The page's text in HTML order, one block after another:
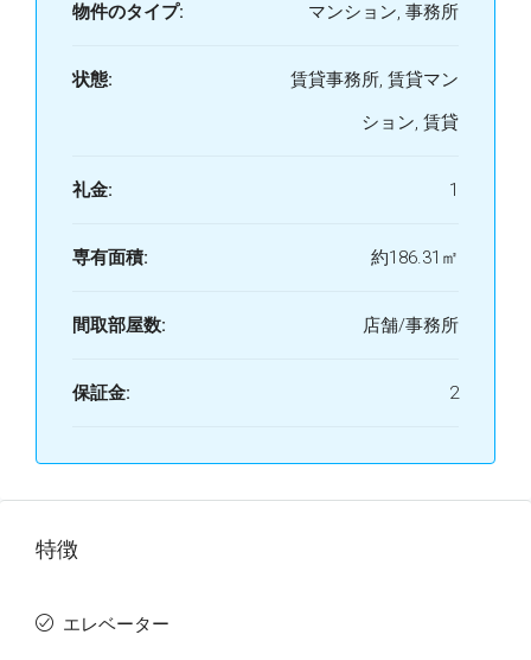
物件のタイプ: マンション, 事務所
状態:
賃貸事務所, 賃貸マン
ション, 賃貸
礼金: 1
専有面積: 約186.31㎡
間取部屋数: 店舗/事務所
保証金: 2
特徴
エレベーター